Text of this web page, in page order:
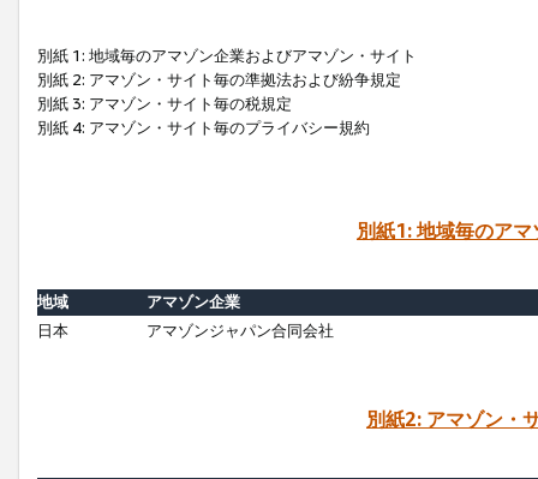
別紙 1: 地域毎のアマゾン企業およびアマゾン・サイト
別紙 2: アマゾン・サイト毎の準拠法および紛争規定
別紙 3: アマゾン・サイト毎の税規定
別紙 4: アマゾン・サイト毎のプライバシー規約
別紙1: 地域毎のア
地域
アマゾン企業
日本
アマゾンジャパン合同会社
別紙2: アマゾン・